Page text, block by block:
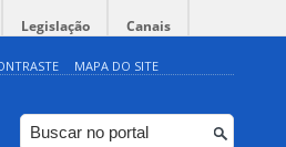
Legislação Canais
MAPA DO SITE